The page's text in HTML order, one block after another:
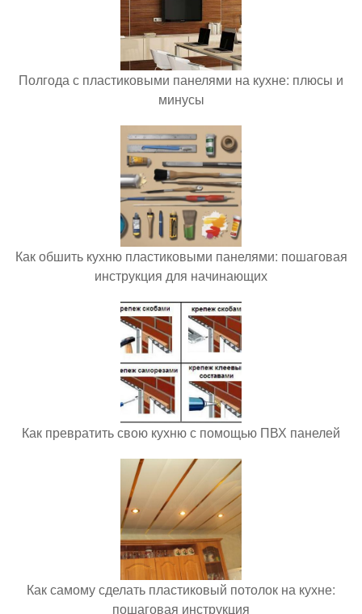
Полгода с пластиковыми панелями на кухне: плюсы и
минусы
Как обшить кухню пластиковыми панелями: пошаговая
инструкция для начинающих
Как превратить свою кухню с помощью ПВХ панелей
Как самому сделать пластиковый потолок на кухне:
пошаговая инструкция